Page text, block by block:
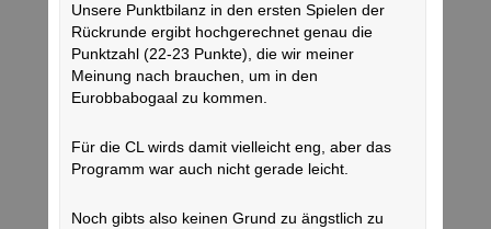
Unsere Punktbilanz in den ersten Spielen der
Rückrunde ergibt hochgerechnet genau die
Punktzahl (22-23 Punkte), die wir meiner
Meinung nach brauchen, um in den
Eurobbabogaal zu kommen.
Für die CL wirds damit vielleicht eng, aber das
Programm war auch nicht gerade leicht.
Noch gibts also keinen Grund zu ängstlich zu